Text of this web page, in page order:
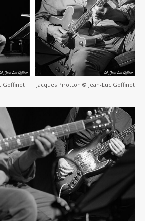
Goffinet Jacques Pirotton © Jean-Luc Goffinet